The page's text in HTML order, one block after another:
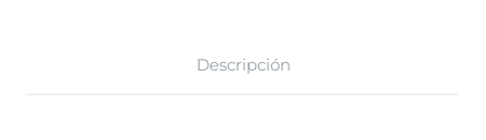
Descripción